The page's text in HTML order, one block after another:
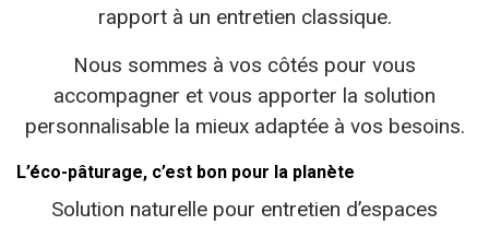
rapport à un entretien classique.
Nous sommes à vos côtés pour vous
accompagner et vous apporter la solution
personnalisable la mieux adaptée à vos besoins.
L’éco-pâturage, c’est bon pour la planète
Solution naturelle pour entretien d’espaces